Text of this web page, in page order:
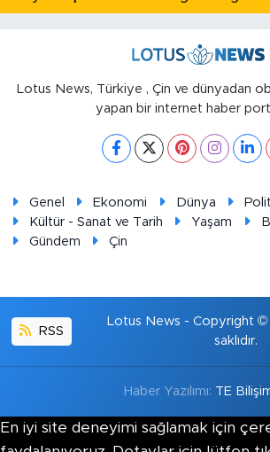
Lotus News, Türkiye , Çin ve dünyadan
yapan bir internet haber
Genel Ekonomi Dünya
Kültür - Sanat ve Tarih
Yaşam
Gündem
Çin
RSS
Lotus News - Copyright ©
saklıdır.
Haber Yazılımı: TE
En iyi site deneyimi sağlamak için